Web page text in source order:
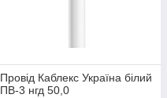
Провід Каблекс Україна білий
ПВ-3 нгд 50,0